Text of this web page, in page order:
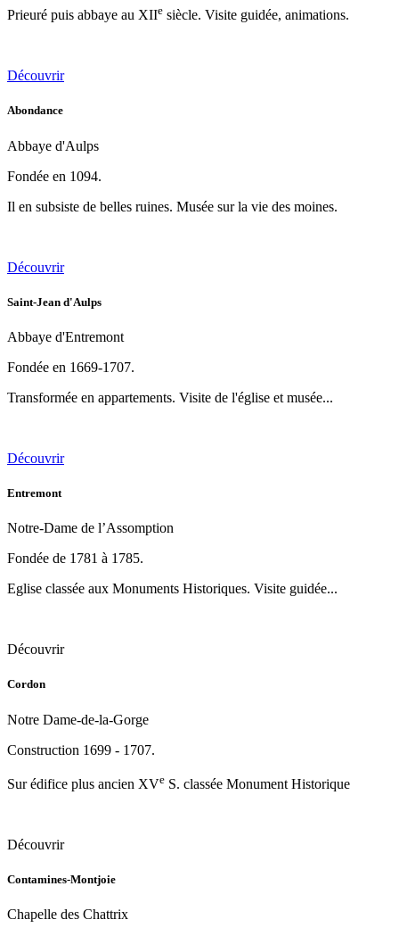
Prieuré puis abbaye au XIIe siècle. Visite guidée, animations.
Découvrir
Abondance
Abbaye d'Aulps
Fondée en 1094.
Il en subsiste de belles ruines. Musée sur la vie des moines.
Découvrir
Saint-Jean d'Aulps
Abbaye d'Entremont
Fondée en 1669-1707.
Transformée en appartements. Visite de l'église et musée...
Découvrir
Entremont
Notre-Dame de l’Assomption
Fondée de 1781 à 1785.
Eglise classée aux Monuments Historiques. Visite guidée...
Découvrir
Cordon
Notre Dame-de-la-Gorge
Construction 1699 - 1707.
Sur édifice plus ancien XVe S. classée Monument Historique
Découvrir
Contamines-Montjoie
Chapelle des Chattrix